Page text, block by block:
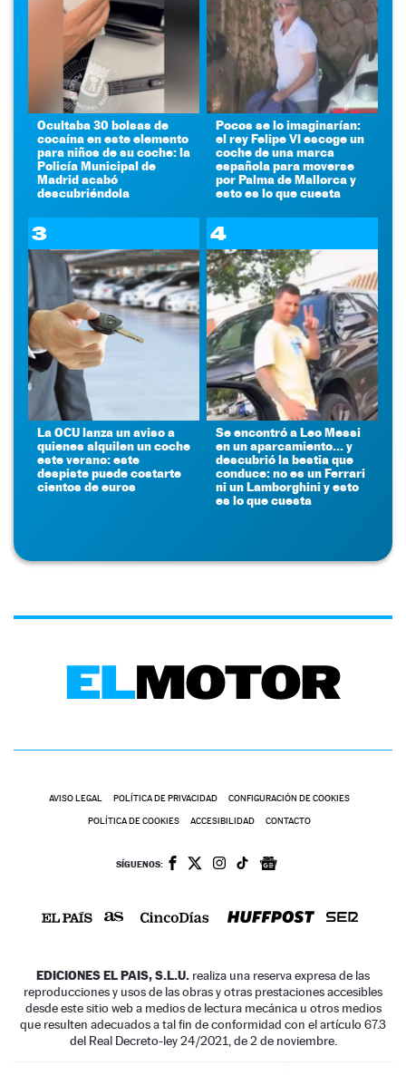
Ocultaba 30 bolsas de
cocaína en este elemento
para niños de su coche: la
Policía Municipal de
Madrid acabó
descubriéndola
Pocos se lo imaginarían:
el rey Felipe VI escoge un
coche de una marca
española para moverse
por Palma de Mallorca y
esto es lo que cuesta
3
La OCU lanza un aviso a
quienes alquilen un coche
este verano: este
despiste puede costarte
cientos de euros
4
Se encontró a Leo Messi
en un aparcamiento... y
descubrió la bestia que
conduce: no es un Ferrari
ni un Lamborghini y esto
es lo que cuesta
AVISO LEGAL POLÍTICA DE PRIVACIDAD CONFIGURACIÓN DE COOKIES
POLÍTICA DE COOKIES ACCESIBILIDAD CONTACTO
SÍGUENOS:
EDICIONES EL PAIS, S.L.U. realiza una reserva expresa de las
reproducciones y usos de las obras y otras prestaciones accesibles
desde este sitio web a medios de lectura mecánica u otros medios
que resulten adecuados a tal fin de conformidad con el artículo 67.3
del Real Decreto-ley 24/2021, de 2 de noviembre.